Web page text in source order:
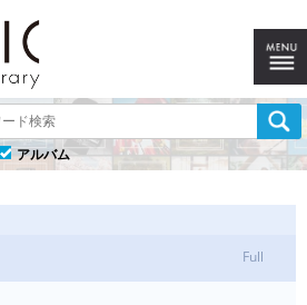
アルバム
Full